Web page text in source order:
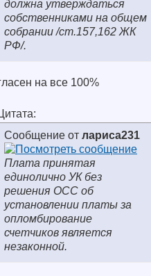
должна утверждаться
собственниками на общем
собрании /ст.157,162 ЖК
РФ/.
на все 100%
Сообщение от лариса231
Плата принятая
единолично УК без
решения ОСС об
установлении платы за
опломбирование
счетчиков является
незаконной.